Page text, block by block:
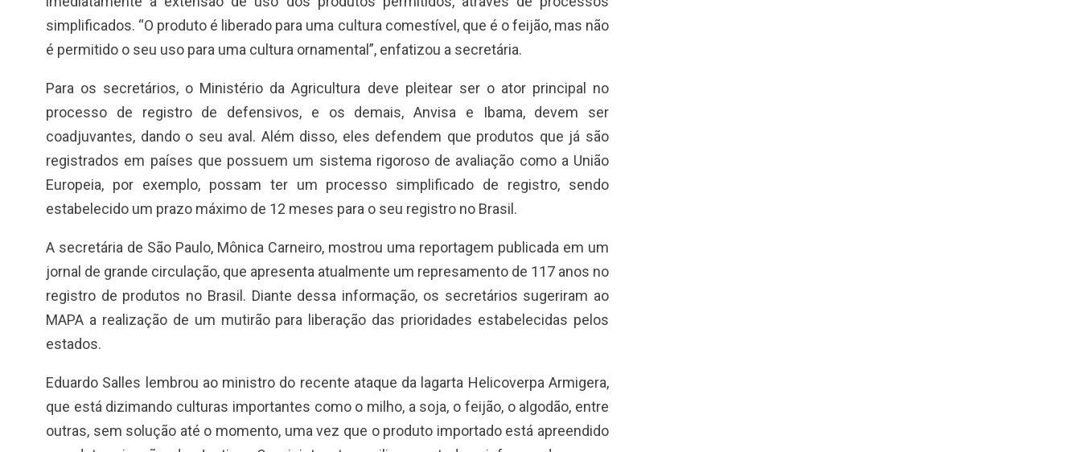
simplificados. “O produto é liberado para uma cultura comestível, que é o feijão, mas não
é permitido o seu uso para uma cultura ornamental”, enfatizou a secretária.
Para os secretários, o Ministério da Agricultura deve pleitear ser o ator principal no
processo de registro de defensivos, e os demais, Anvisa e Ibama, devem ser
coadjuvantes, dando o seu aval. Além disso, eles defendem que produtos que já são
registrados em países que possuem um sistema rigoroso de avaliação como a União
Europeia, por exemplo, possam ter um processo simplificado de registro, sendo
estabelecido um prazo máximo de 12 meses para o seu registro no Brasil.
A secretária de São Paulo, Mônica Carneiro, mostrou uma reportagem publicada em um
jornal de grande circulação, que apresenta atualmente um represamento de 117 anos no
registro de produtos no Brasil. Diante dessa informação, os secretários sugeriram ao
MAPA a realização de um mutirão para liberação das prioridades estabelecidas pelos
estados.
Eduardo Salles lembrou ao ministro do recente ataque da lagarta Helicoverpa Armigera,
que está dizimando culturas importantes como o milho, a soja, o feijão, o algodão, entre
outras, sem solução até o momento, uma vez que o produto importado está apreendido